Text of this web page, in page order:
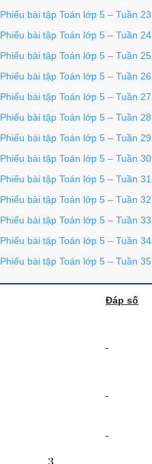
Phiếu bài tập Toán lớp 5 – Tuần 23
Phiếu bài tập Toán lớp 5 – Tuần 24
Phiếu bài tập Toán lớp 5 – Tuần 25
Phiếu bài tập Toán lớp 5 – Tuần 26
Phiếu bài tập Toán lớp 5 – Tuần 27
Phiếu bài tập Toán lớp 5 – Tuần 28
Phiếu bài tập Toán lớp 5 – Tuần 29
Phiếu bài tập Toán lớp 5 – Tuần 30
Phiếu bài tập Toán lớp 5 – Tuần 31
Phiếu bài tập Toán lớp 5 – Tuần 32
Phiếu bài tập Toán lớp 5 – Tuần 33
Phiếu bài tập Toán lớp 5 – Tuần 34
Phiếu bài tập Toán lớp 5 – Tuần 35
Đáp số